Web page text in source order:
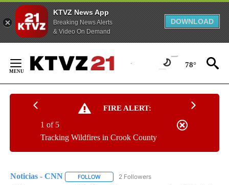
KTVZ News App
Breaking News Alerts
& Video On Demand
DOWNLOAD
Content
78°
FIRE ALERT:
Tracking Wildfires in Crook County
1 of 5
Noticias - CNN FOLLOW FOLLOW "NOTICIAS - CNN" TO RECEIVE
2 Followers